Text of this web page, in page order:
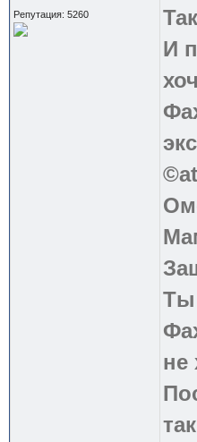
Репутация: 5260
И
Ты
не